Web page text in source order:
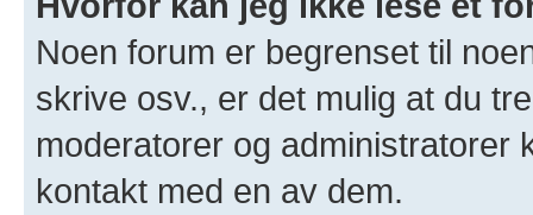
Noen forum er begrenset til
skrive osv., er det mulig at du
moderatorer og administratorer
kontakt med en av dem.